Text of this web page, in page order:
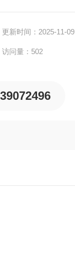
更新时间：2025-11-09
访问量：502